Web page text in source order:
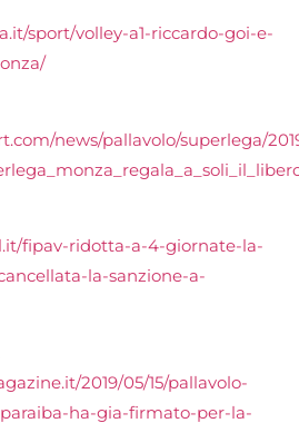
sport/volley-a1-riccardo-goi-e-
news/pallavolo/superlega/
fipav-ridotta-a-4-giornate-la-
la-sanzione-a-
2019/05/15/pallavolo-
ha-gia-firmato-per-la-